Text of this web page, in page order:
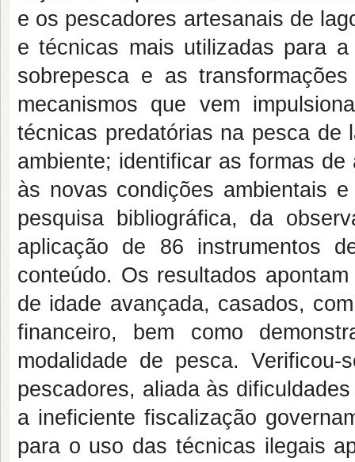
e os pescadores artesanais de
e técnicas mais utilizadas para
sobrepesca e as
mecanismos que vem
técnicas predatórias na pesca de
ambiente; identificar as formas
às novas condições ambientais
pesquisa bibliográfica, da
aplicação de 86 instrumentos
conteúdo. Os resultados
de idade avançada, casados,
financeiro, bem como
modalidade de pesca.
pescadores, aliada às
a ineficiente fiscalização
para o uso das técnicas ilegais